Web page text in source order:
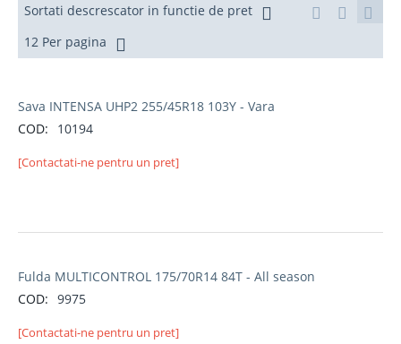
Sortati descrescator in functie de pret
12 Per pagina
Sava INTENSA UHP2 255/45R18 103Y - Vara
COD:
10194
[Contactati-ne pentru un pret]
Fulda MULTICONTROL 175/70R14 84T - All season
COD: 9975
[Contactati-ne pentru un pret]